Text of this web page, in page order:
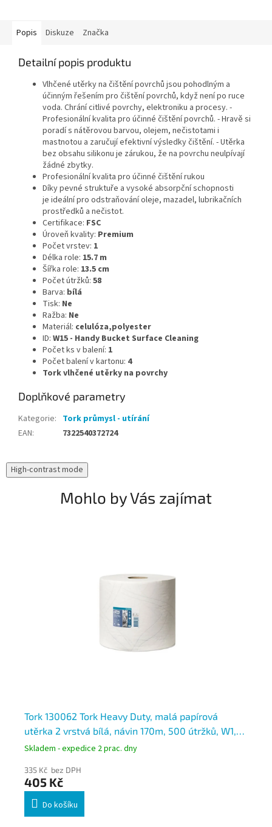
Popis
Diskuze Značka
Detailní popis produktu
Vlhčené utěrky na čištění povrchů jsou pohodlným a
účinným řešením pro čištění povrchů, když není po ruce
voda. Chrání citlivé povrchy, elektroniku a procesy. -
Profesionální kvalita pro účinné čištění povrchů. - Hravě si
poradí s nátěrovou barvou, olejem, nečistotami i
mastnotou a zaručují efektivní výsledky čištění. - Utěrka
bez obsahu silikonu je zárukou, že na povrchu neulpívají
žádné zbytky.
Profesionální kvalita pro účinné čištění rukou
Díky pevné struktuře a vysoké absorpční schopnosti
je ideální pro odstraňování oleje, mazadel, lubrikačních
prostředků a nečistot.
Certifikace: FSC
Úroveň kvality: Premium
Počet vrstev: 1
Délka role: 15.7 m
Šířka role: 13.5 cm
Počet útržků: 58
Barva: bílá
Tisk: Ne
Ražba: Ne
Materiál: celulóza,polyester
ID: W15 - Handy Bucket Surface Cleaning
Počet ks v balení: 1
Počet balení v kartonu: 4
Tork vlhčené utěrky na povrchy
Doplňkové parametry
Kategorie: Tork průmysl - utírání
EAN: 7322540372724
High-contrast mode
Mohlo by Vás zajímat
Tork 130062 Tork Heavy Duty, malá papírová
utěrka 2 vrstvá bílá, návin 170m, 500 útržků, W1,
W2
Skladem - expedice 2 prac. dny
335 Kč bez DPH
405 Kč
Do košíku